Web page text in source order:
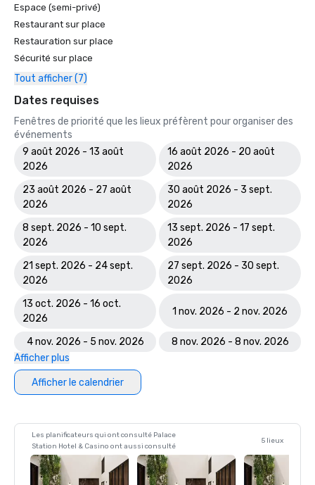
Espace (semi-privé)
Restaurant sur place
Restauration sur place
Sécurité sur place
Tout afficher (7)
Dates requises
Fenêtres de priorité que les lieux préfèrent pour organiser des
événements
9 août 2026 - 13 août
2026
16 août 2026 - 20 août
2026
23 août 2026 - 27 août
2026
30 août 2026 - 3 sept.
2026
8 sept. 2026 - 10 sept.
2026
13 sept. 2026 - 17 sept.
2026
21 sept. 2026 - 24 sept.
2026
27 sept. 2026 - 30 sept.
2026
13 oct. 2026 - 16 oct.
2026
1 nov. 2026 - 2 nov. 2026
4 nov. 2026 - 5 nov. 2026
8 nov. 2026 - 8 nov. 2026
Afficher plus
Afficher le calendrier
Les planificateurs qui ont consulté Palace
Station Hotel & Casino ont aussi consulté
5 lieux